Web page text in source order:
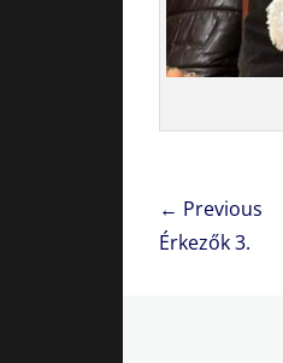
Bejegyzés
navigáció
← Previous
Previous
Érkezők 3.